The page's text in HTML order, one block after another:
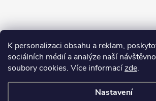
K personalizaci obsahu a reklam,
sociálních médií a analýze naší
soubory cookies. Více informacízde.
Nastavení